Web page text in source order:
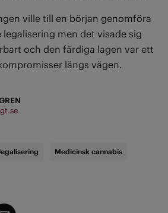
ville till en början genomföra
men det visade sig
och den färdiga lagen var ett
längs vägen.
Medicinsk cannabis